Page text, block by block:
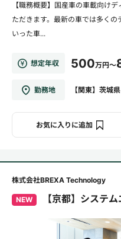
【職務概要】国産車の車載向け
ただきます。最新の車では多く
いった車...
想定年収 500万円～
勤務地 【関東】茨城
お気に入りに追加
株式会社BREXA Technology
NEW 【京都】システ